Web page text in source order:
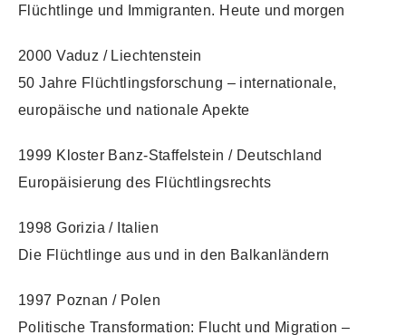
Flüchtlinge und Immigranten. Heute und morgen
2000 Vaduz / Liechtenstein
50 Jahre Flüchtlingsforschung – internationale,
europäische und nationale Apekte
1999 Kloster Banz-Staffelstein / Deutschland
Europäisierung des Flüchtlingsrechts
1998 Gorizia / Italien
Die Flüchtlinge aus und in den Balkanländern
1997 Poznan / Polen
Politische Transformation: Flucht und Migration –